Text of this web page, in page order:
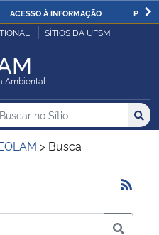
IR
O
ACESSO À INFORMAÇÃO
SÍTIOS DA UFSM
Ambiental
Sítio no no Sítio
> Busca